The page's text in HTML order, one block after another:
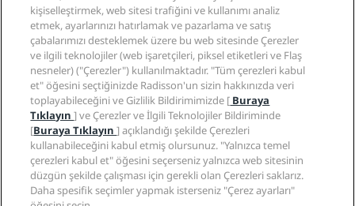
Sports Approved oteller
Aile Dostu Oteller
Sağlık ve Güvenlik
Kariyer RHG
Kariyer PPHE
EHL Kariyer
The Club by RHG
Geliştirme fırsatları
Sorumlu İşletme
Satın Alma
Gizlilik Merkezi
Yasal bildirim
Radisson Rewards hüküm ve koşulları
Site kullanım sözleşmesi
Dijital Erişilebilirlik
Modern Kölelik Beyanı
Yardım
Tüketici uyarıları
İletişim
SSS
Site haritası
Sosyal medya
Radisson Hotels Markaları
kişiselleştirmek, web sitesi trafiğini ve kullanımı analiz
etmek, ayarlarınızı hatırlamak ve pazarlama ve satış
çabalarımızı desteklemek üzere bu web sitesinde Çerezler
ve ilgili teknolojiler (web işaretçileri, piksel etiketleri ve Flaş
nesneler) ("Çerezler") kullanılmaktadır. "Tüm çerezleri kabul
et" öğesini seçtiğinizde Radisson'un sizin hakkınızda veri
toplayabileceğini ve Gizlilik Bildirimimizde [ Buraya
Tıklayın] ve Çerezler ve İlgili Teknolojiler Bildiriminde
[Buraya Tıklayın] açıklandığı şekilde Çerezleri
kullanabileceğini kabul etmiş olursunuz. "Yalnızca temel
çerezleri kabul et" öğesini seçerseniz yalnızca web sitesinin
düzgün şekilde çalışması için gerekli olan Çerezleri saklarız.
Daha spesifik seçimler yapmak isterseniz "Çerez ayarları"